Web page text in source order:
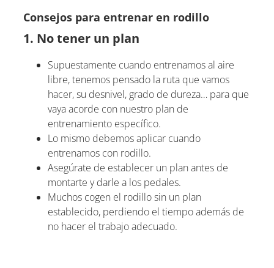
Consejos para entrenar en rodillo
1. No tener un plan
Supuestamente cuando entrenamos al aire
libre, tenemos pensado la ruta que vamos
hacer, su desnivel, grado de dureza… para que
vaya acorde con nuestro plan de
entrenamiento específico.
Lo mismo debemos aplicar cuando
entrenamos con rodillo.
Asegúrate de establecer un plan antes de
montarte y darle a los pedales.
Muchos cogen el rodillo sin un plan
establecido, perdiendo el tiempo además de
no hacer el trabajo adecuado.